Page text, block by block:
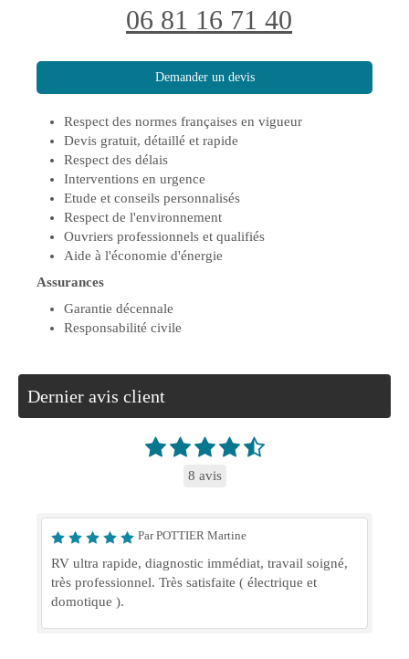
06 81 16 71 40
Demander un devis
Respect des normes françaises en vigueur
Devis gratuit, détaillé et rapide
Respect des délais
Interventions en urgence
Etude et conseils personnalisés
Respect de l'environnement
Ouvriers professionnels et qualifiés
Aide à l'économie d'énergie
Assurances
Garantie décennale
Responsabilité civile
Dernier avis client
8 avis
Par POTTIER Martine
RV ultra rapide, diagnostic immédiat, travail soigné,
très professionnel. Très satisfaite ( électrique et
domotique ).